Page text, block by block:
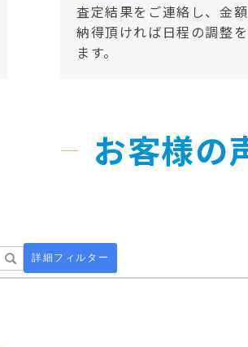
査定結果をご連絡し、金
納得頂ければ日程の調整
ます。
お客様の
詳細フィルター